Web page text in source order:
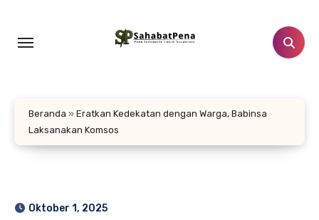
konten
Beranda » Eratkan Kedekatan dengan Warga, Babinsa
Laksanakan Komsos
Oktober 1, 2025